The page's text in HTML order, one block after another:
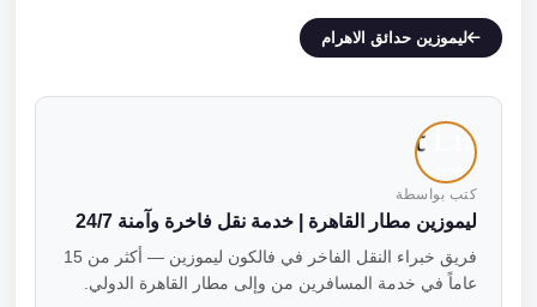
ليموزين حدائق الاهرام
كتب بواسطة
ليموزين مطار القاهرة | خدمة نقل فاخرة وآمنة 24/7
فريق خبراء النقل الفاخر في فالكون ليموزين — أكثر من 15
عاماً في خدمة المسافرين من وإلى مطار القاهرة الدولي.